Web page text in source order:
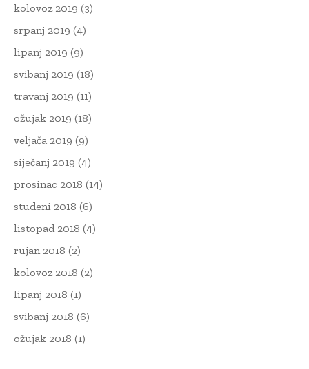
kolovoz 2019 (3)
srpanj 2019 (4)
lipanj 2019 (9)
svibanj 2019 (18)
travanj 2019 (11)
ožujak 2019 (18)
veljača 2019 (9)
siječanj 2019 (4)
prosinac 2018 (14)
studeni 2018 (6)
listopad 2018 (4)
rujan 2018 (2)
kolovoz 2018 (2)
lipanj 2018 (1)
svibanj 2018 (6)
ožujak 2018 (1)